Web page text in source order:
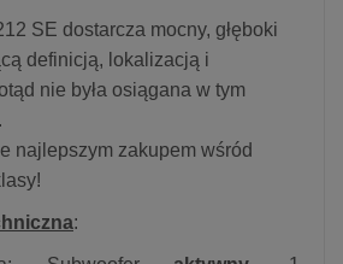
SE dostarcza mocny, głęboki
definicją, lokalizacją i
nie była osiągana w tym
najlepszym zakupem wśród
: